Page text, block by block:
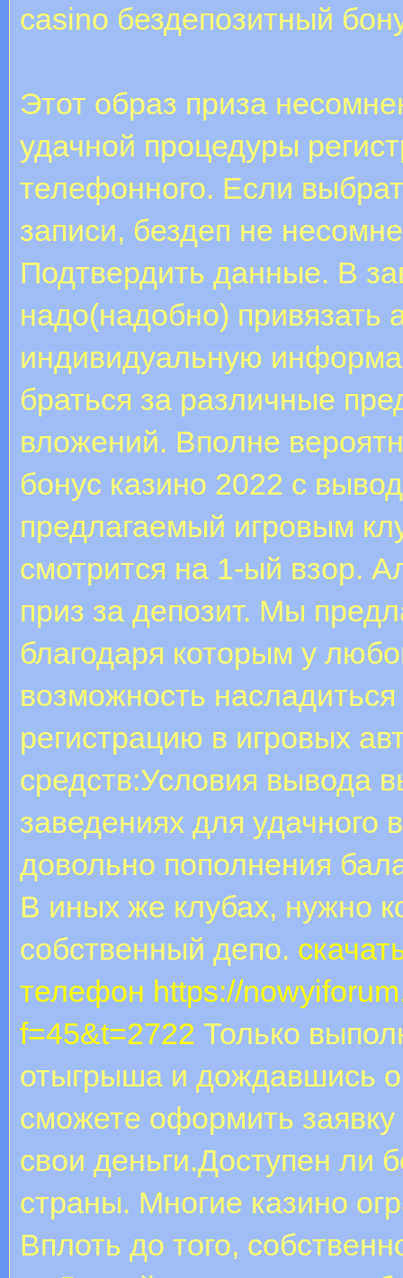
casino бездепозитный
Этот образ приза
удачной процедуры
телефонного. Если
записи, бездеп не
Подтвердить данные. В
надо(надобно) привязать
индивидуальную
браться за различные
вложений. Вполне
бонус казино 2022 с
предлагаемый игровым
смотрится на 1-ый взор.
приз за депозит. Мы
благодаря которым у
возможность
регистрацию в игровых
средств:Условия вывода
заведениях для удачного
довольно пополнения
В иных же клубах, нужно
собственный депо.
телефон https://
f=45&t=2722 Только
отыгрыша и дождавшись
сможете оформить
свои деньги.Доступен ли
страны. Многие казино
Вплоть до того,